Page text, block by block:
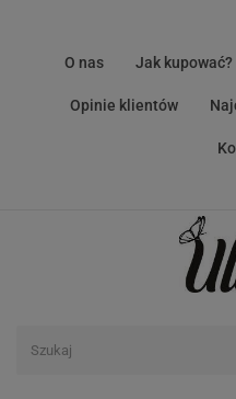
O nas Jak kupować?
Opinie klientów